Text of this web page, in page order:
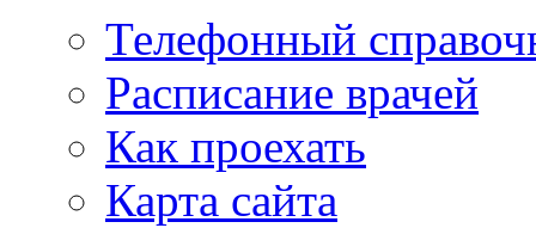
Телефонный
Расписание врачей
Как проехать
Карта сайта